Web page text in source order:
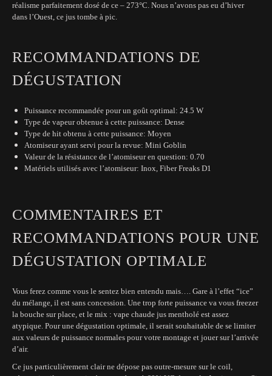
réalisme parfaitement dosé de ce – 273°C. Nous n’avons pas eu d’hiver
dans l’Ouest, ce jus tombe à pic.
RECOMMANDATIONS DE
DÉGUSTATION
Puissance recommandée pour un goût optimal: 24.5 W
Type de vapeur obtenue à cette puissance: Dense
Type de hit obtenu à cette puissance: Moyen
Atomiseur ayant servi pour la revue: Mini Goblin
Valeur de la résistance de l’atomiseur en question: 0.70
Matériels utilisés avec l’atomiseur: Inox, Fiber Freaks D1
COMMENTAIRES ET
RECOMMANDATIONS POUR UNE
DÉGUSTATION OPTIMALE
Vous ferez comme vous le sentez bien entendu mais…. Gare à l’effet “ice”
du mélange, il est sans concession. Une trop forte puissance va vous freezer
la bouche sur place, et le mix : vape chaude jus mentholé est assez
atypique. Pour une dégustation optimale, il serait souhaitable de se limiter
aux valeurs de puissance normales pour votre montage et jouer sur l’arrivée
d’air.
Ce jus particulièrement clair ne dépose pas outre-mesure sur le coil,